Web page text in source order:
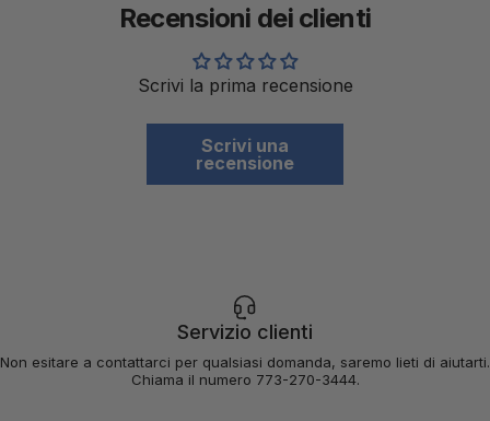
Recensioni dei clienti
Scrivi la prima recensione
Scrivi una
recensione
Servizio clienti
Non esitare a contattarci per qualsiasi domanda, saremo lieti di aiutarti.
Chiama il numero 773-270-3444.